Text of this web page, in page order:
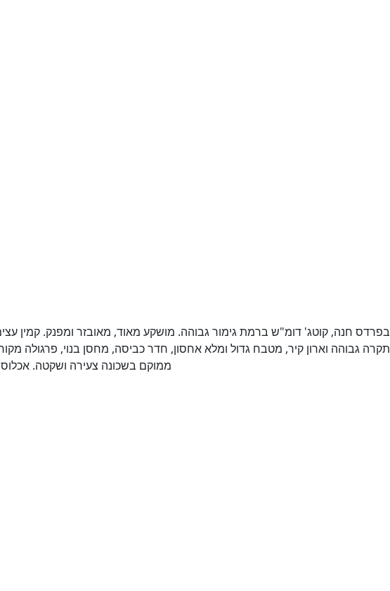
בפרדס חנה, קוטג' דומ"ש ברמת גימור גבוהה. מושקע מאוד, מאובזר ומפנק. קמין
תקרה גבוהה וארון קיר, מטבח גדול ומלא אחסון, חדר כביסה, מחסן בנוי, פרגולה
ממוקם בשכונה צעירה ושקטה. אכלוס